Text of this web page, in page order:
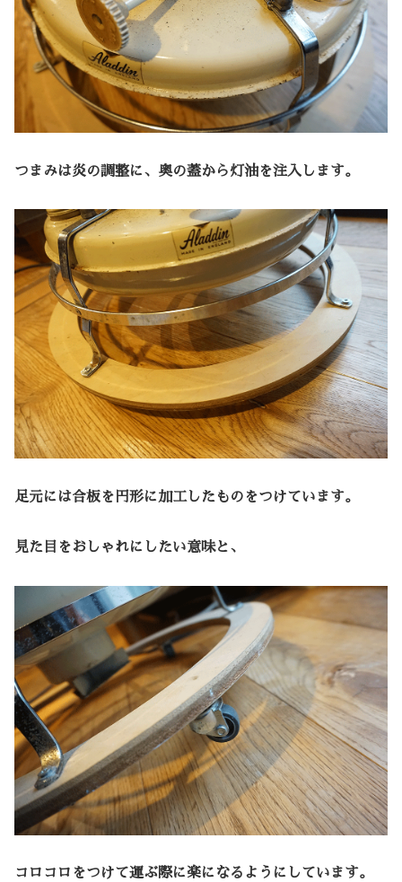
つまみは炎の調整に、奥の蓋から灯油を注入します。
足元には合板を円形に加工したものをつけています。
見た目をおしゃれにしたい意味と、
コロコロをつけて運ぶ際に楽になるようにしています。